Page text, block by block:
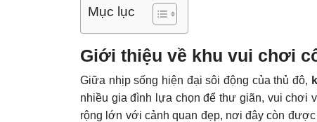
Mục lục
Giới thiệu về khu vui chơi
Giữa nhịp sống hiện đại sôi động của thủ đô,
nhiều gia đình lựa chọn để thư giãn, vui chơi
rộng lớn với cảnh quan đẹp, nơi đây còn